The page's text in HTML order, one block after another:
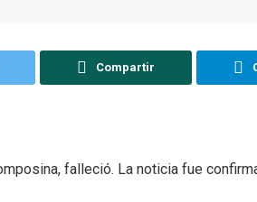
Compartir
falleció. La noticia fue